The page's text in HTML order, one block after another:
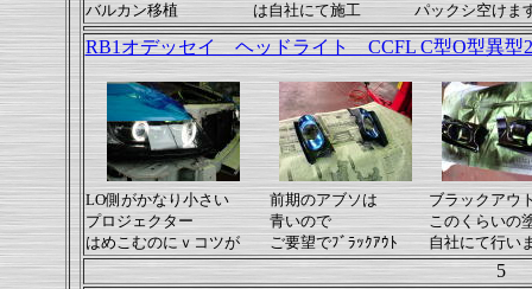
バルカン移植
は自社にて施工
パックシ空けま
RB1オデッセイ ヘッドライト CCFL C型O型異型
LO側がかなり小さい
プロジェクター
はめこむのにｖコツが
前期のアブソは
青いので
ご要望でﾌﾞﾗｯｸｱｳﾄ
ブラックアウ
このくらいの
自社にて行い
5